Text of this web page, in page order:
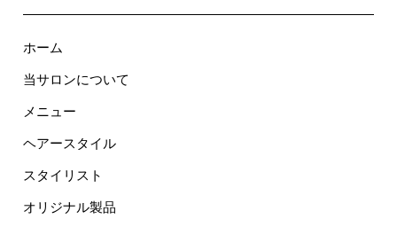
ホーム
当サロンについて
メニュー
ヘアースタイル
スタイリスト
オリジナル製品